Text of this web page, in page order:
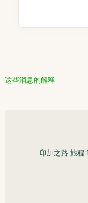
这些消息的解释
印加之路 旅程